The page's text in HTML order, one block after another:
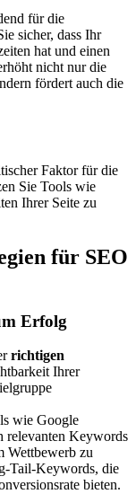
für die
sicher, dass Ihr
hat und einen
nicht nur die
fördert auch die
Faktor für die
Sie Tools wie
Ihrer Seite zu
für SEO
Erfolg
richtigen
Ihrer
wie Google
relevanten Keywords
Wettbewerb zu
Tail-Keywords, die
bieten.